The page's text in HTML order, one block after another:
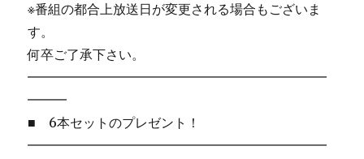
※番組の都合上放送日が変更される場合もございま
す。
何卒ご了承下さい。
━━━━━━━━━━━━━━━━━━━━━━━
━━━
■ 6本セットのプレゼント！
━━━━━━━━━━━━━━━━━━━━━━━